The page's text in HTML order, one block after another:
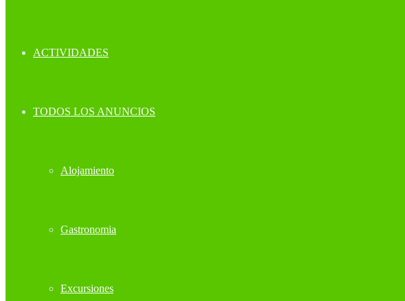
ACTIVIDADES
TODOS LOS ANUNCIOS
Alojamiento
Gastronomia
Excursiones